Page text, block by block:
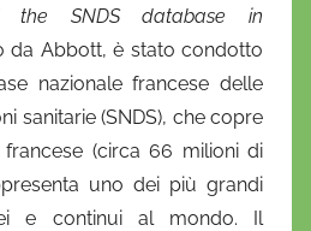
the SNDS database in
da Abbott, è stato condotto
nazionale francese delle
sanitarie (SNDS), che copre
francese (circa 66 milioni di
uno dei più grandi
e continui al mondo. Il